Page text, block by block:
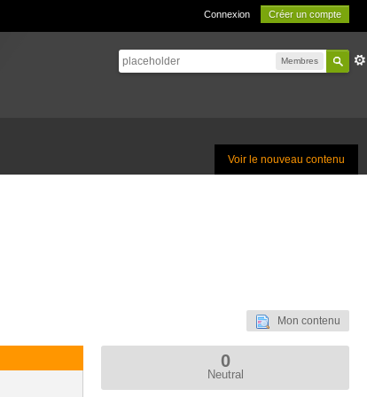
Connexion Créer un compte
Membres
Voir le nouveau contenu
Mon contenu
0
Neutral